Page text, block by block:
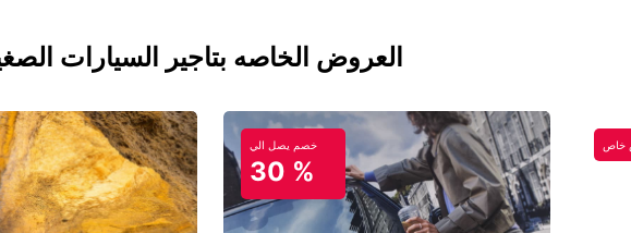
العروض الخاصه بتاجير السيارات
خصم يصل الي
30 %
خاص